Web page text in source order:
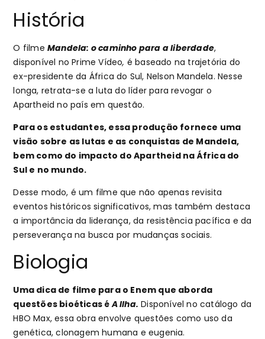
História
O filmeMandela: o caminho para a liberdade,
disponível no Prime Vídeo, é baseado na trajetória do
ex-presidente da África do Sul, Nelson Mandela. Nesse
longa, retrata-se a luta do líder para revogar o
Apartheid no país em questão.
Para os estudantes, essa produção fornece uma
visão sobre as lutas e as conquistas de Mandela,
bem como do impacto do Apartheid na África do
Sul e no mundo.
Desse modo, é um filme que não apenas revisita
eventos históricos significativos, mas também destaca
a importância da liderança, da resistência pacífica e da
perseverança na busca por mudanças sociais.
Biologia
Uma dica de filme para o Enem que aborda
questões bioéticas éA Ilha. Disponível no catálogo da
HBO Max, essa obra envolve questões como uso da
genética, clonagem humana e eugenia.